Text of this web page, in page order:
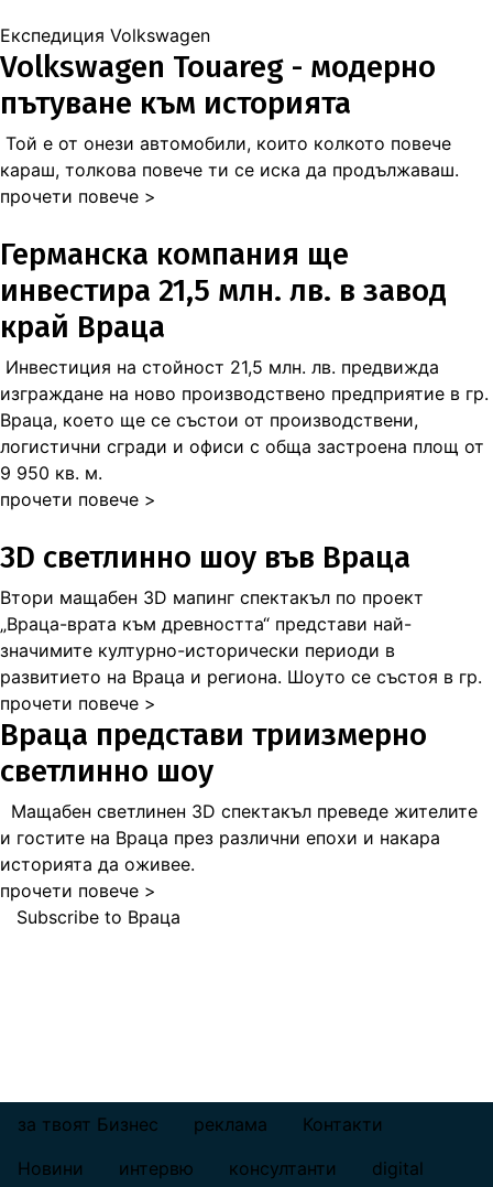
Експедиция Volkswagen
Volkswagen Touareg - модерно
пътуване към историята
Той е от онези автомобили, които колкото повече
караш, толкова повече ти се иска да продължаваш.
прочети повече >
Германска компания ще
инвестира 21,5 млн. лв. в завод
край Враца
Инвестиция на стойност 21,5 млн. лв. предвижда
изграждане на ново производствено предприятие в гр.
Враца, което ще се състои от производствени,
логистични сгради и офиси с обща застроена площ от
9 950 кв. м.
прочети повече >
3D светлинно шоу във Враца
Втори мащабен 3D мапинг спектакъл по проект
„Враца-врата към древността“ представи най-
значимите културно-исторически периоди в
развитието на Враца и региона. Шоуто се състоя в гр.
прочети повече >
Враца представи триизмерно
светлинно шоу
Мащабен светлинен 3D спектакъл преведе жителите
и гостите на Враца през различни епохи и накара
историята да оживее.
прочети повече >
Subscribe to Враца
за твоят Бизнес реклама Контакти
footer_statii
Новини интервю консултанти digital